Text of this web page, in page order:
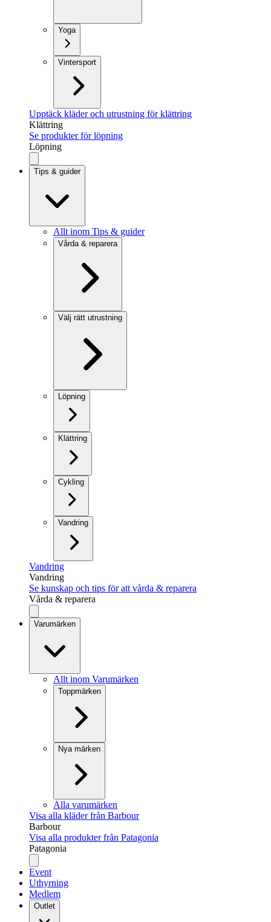
Yoga
Vintersport
Upptäck kläder och utrustning för klättring
Klättring
Se produkter för löpning
Löpning
Tips & guider
Allt inom Tips & guider
Vårda & reparera
Välj rätt utrustning
Löpning
Klättring
Cykling
Vandring
Vandring
Vandring
Se kunskap och tips för att vårda & reparera
Vårda & reparera
Varumärken
Allt inom Varumärken
Toppmärken
Nya märken
Alla varumärken
Visa alla kläder från Barbour
Barbour
Visa alla produkter från Patagonia
Patagonia
Event
Uthyrning
Medlem
Outlet